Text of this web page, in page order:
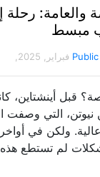
والعامة:
مبسط
قبل أينشتاين،
نيوتن، التي وصفت
عالية. ولكن في
لم تستطع هذه